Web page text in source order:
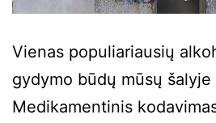
Vienas populiariausių
gydymo būdų mūsų šalyje
Medikamentinis